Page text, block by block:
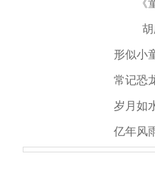
《
形似小
常记恐
岁月如
亿年风